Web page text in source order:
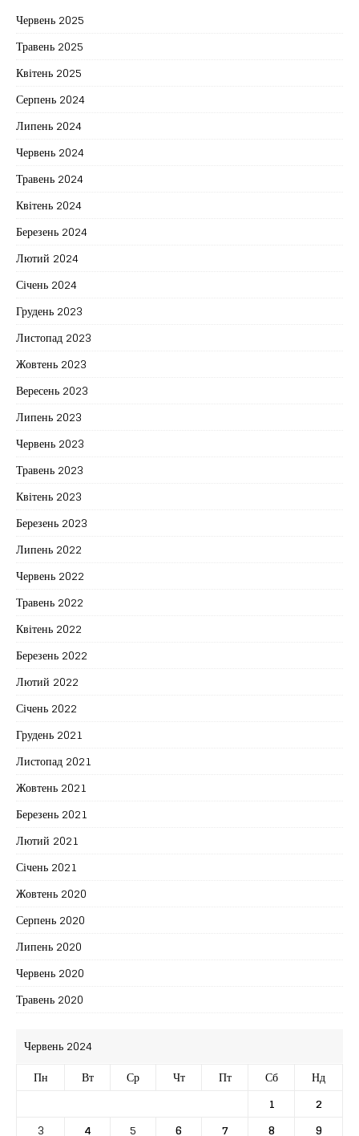
Червень 2025
Травень 2025
Квітень 2025
Серпень 2024
Липень 2024
Червень 2024
Травень 2024
Квітень 2024
Березень 2024
Лютий 2024
Січень 2024
Грудень 2023
Листопад 2023
Жовтень 2023
Вересень 2023
Липень 2023
Червень 2023
Травень 2023
Квітень 2023
Березень 2023
Липень 2022
Червень 2022
Травень 2022
Квітень 2022
Березень 2022
Лютий 2022
Січень 2022
Грудень 2021
Листопад 2021
Жовтень 2021
Березень 2021
Лютий 2021
Січень 2021
Жовтень 2020
Серпень 2020
Липень 2020
Червень 2020
Травень 2020
Червень 2024
Пн
Вт Ср Чт Пт Сб
Нд
1
2
3
4 5 6 7 8 9